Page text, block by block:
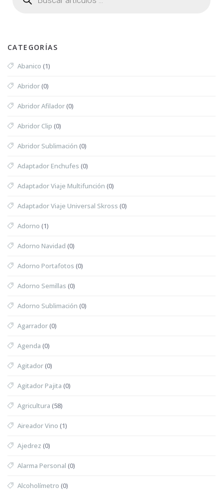
CATEGORÍAS
Abanico (1)
Abridor(0)
Abridor Afilador(0)
Abridor Clip (0)
Abridor Sublimación (0)
Adaptador Enchufes (0)
Adaptador Viaje Multifunción (0)
Adaptador Viaje Universal Skross (0)
Adorno (1)
Adorno Navidad (0)
Adorno Portafotos (0)
Adorno Semillas (0)
Adorno Sublimación (0)
Agarrador(0)
Agenda (0)
Agitador(0)
Agitador Pajita (0)
Agricultura (58)
Aireador Vino (1)
Ajedrez (0)
Alarma Personal (0)
Alcoholímetro (0)